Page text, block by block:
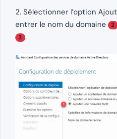
2. Sélectionner l’option
entrer le nom du domaine
2
3 .